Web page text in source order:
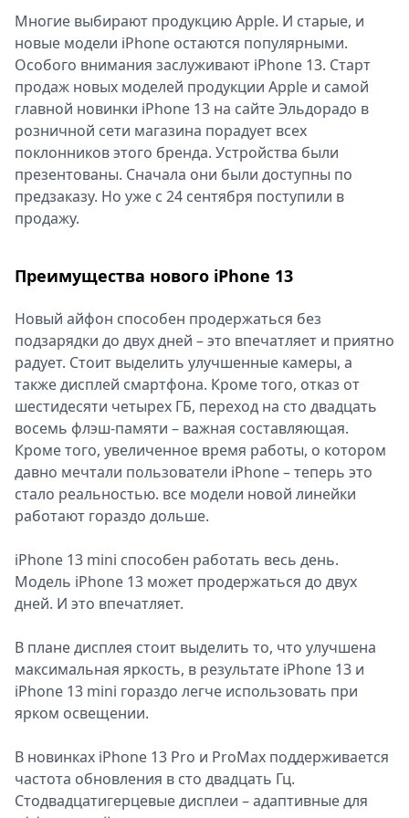
Спецпроекты
Звезды
Выборы
2026
Скачай
Metro
Многие выбирают продукцию Apple. И старые, и
новые модели iPhone остаются популярными.
Особого внимания заслуживают iPhone 13. Старт
продаж новых моделей продукции Apple и самой
главной новинки iPhone 13 на сайте Эльдорадо в
розничной сети магазина порадует всех
поклонников этого бренда. Устройства были
презентованы. Сначала они были доступны по
предзаказу. Но уже с 24 сентября поступили в
продажу.
Преимущества нового iPhone 13
Новый айфон способен продержаться без
подзарядки до двух дней – это впечатляет и приятно
радует. Стоит выделить улучшенные камеры, а
также дисплей смартфона. Кроме того, отказ от
шестидесяти четырех ГБ, переход на сто двадцать
восемь флэш-памяти – важная составляющая.
Кроме того, увеличенное время работы, о котором
давно мечтали пользователи iPhone – теперь это
стало реальностью. все модели новой линейки
работают гораздо дольше.
iPhone 13 mini способен работать весь день.
Модель iPhone 13 может продержаться до двух
дней. И это впечатляет.
В плане дисплея стоит выделить то, что улучшена
максимальная яркость, в результате iPhone 13 и
iPhone 13 mini гораздо легче использовать при
ярком освещении.
В новинках iPhone 13 Pro и ProMax поддерживается
частота обновления в сто двадцать Гц.
Стодвадцатигерцевые дисплеи – адаптивные для